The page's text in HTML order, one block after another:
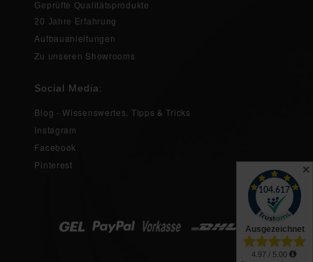
✕
Geprüfte Qualitätsprodukte
20 Jahre Erfahrung
Aufbauanleitungen
Zu unseren Showrooms
Social Media:
Blog - Wissenswertes, Tipps & Tricks
Instagram
Facebook
Pinterest